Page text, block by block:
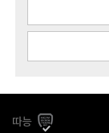
따능